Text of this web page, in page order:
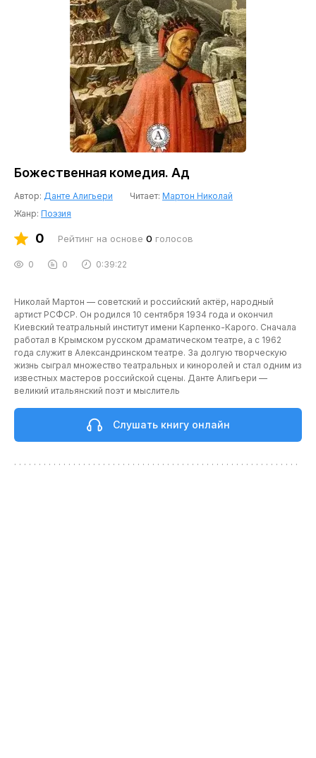
Божественная комедия. Ад
Автор: Данте Алигьери Читает: Мартон Николай
Жанр: Поэзия
0 Рейтинг на основе 0 голосов
0 0 0:39:22
Николай Мартон — советский и российский актёр, народный
артист РСФСР. Он родился 10 сентября 1934 года и окончил
Киевский театральный институт имени Карпенко-Карого. Сначала
работал в Крымском русском драматическом театре, а с 1962
года служит в Александринском театре. За долгую творческую
жизнь сыграл множество театральных и киноролей и стал одним из
известных мастеров российской сцены. Данте Алигьери —
великий итальянский поэт и мыслитель
Слушать книгу онлайн